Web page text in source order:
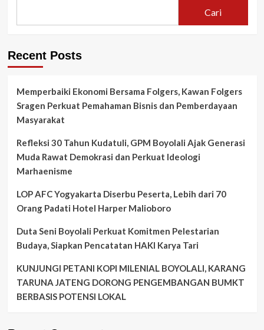
menggelar
seluruh
membernya,
memotivasi
dengan
Sukses
Cari
Recent Posts
Memperbaiki Ekonomi Bersama Folgers, Kawan Folgers
Sragen Perkuat Pemahaman Bisnis dan Pemberdayaan
Masyarakat
Refleksi 30 Tahun Kudatuli, GPM Boyolali Ajak Generasi
Muda Rawat Demokrasi dan Perkuat Ideologi
Marhaenisme
LOP AFC Yogyakarta Diserbu Peserta, Lebih dari 70
Orang Padati Hotel Harper Malioboro
Duta Seni Boyolali Perkuat Komitmen Pelestarian
Budaya, Siapkan Pencatatan HAKI Karya Tari
KUNJUNGI PETANI KOPI MILENIAL BOYOLALI, KARANG
TARUNA JATENG DORONG PENGEMBANGAN BUMKT
BERBASIS POTENSI LOKAL